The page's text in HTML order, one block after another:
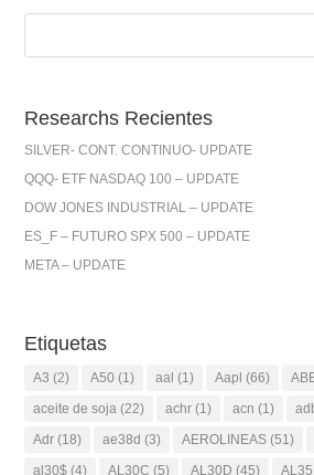
Researchs Recientes
SILVER- CONT. CONTINUO- UPDATE
QQQ- ETF NASDAQ 100 – UPDATE
DOW JONES INDUSTRIAL – UPDATE
ES_F – FUTURO SPX 500 – UPDATE
META – UPDATE
Etiquetas
A3 (2) A50 (1) aal (1) Aapl (66)
aceite de soja (22) achr (1) acn (1)
Adr (18) ae38d (3) AEROLINEAS (51)
al30$ (4) AL30C (5) AL30D (45)